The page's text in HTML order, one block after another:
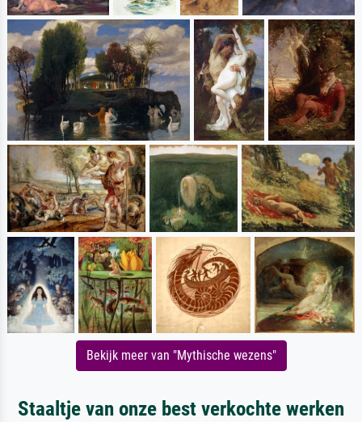
Bekijk meer van "Mythische wezens"
Staaltje van onze best verkochte werken